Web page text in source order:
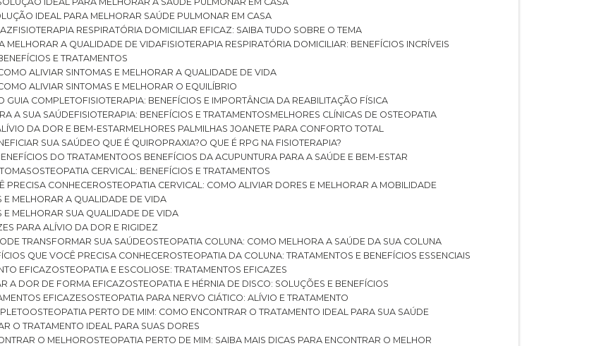
IDEAL PARA MELHORAR SAÚDE PULMONAR EM CASA
FISIOTERAPIA RESPIRATÓRIA DOMICILIAR EFICAZ: SAIBA TUDO SOBRE O TEMA
MELHORAR A QUALIDADE DE VIDA FISIOTERAPIA RESPIRATÓRIA DOMICILIAR: BENEFÍCIOS INCRÍVEIS
E TRATAMENTOS
ALIVIAR SINTOMAS E MELHORAR A QUALIDADE DE VIDA
ALIVIAR SINTOMAS E MELHORAR O EQUILÍBRIO
GUIA COMPLETO
FISIOTERAPIA: BENEFÍCIOS E IMPORTÂNCIA DA REABILITAÇÃO FÍSICA
A SUA SAÚDE FISIOTERAPIA: BENEFÍCIOS E TRATAMENTOS
MELHORES CLÍNICAS DE OSTEOPATIA
DA DOR E BEM-ESTAR
MELHORES PALMILHAS JOANETE PARA CONFORTO TOTAL
SUA SAÚDE
O QUE É QUIROPRAXIA?
O QUE É RPG NA FISIOTERAPIA?
DO TRATAMENTO
OS BENEFÍCIOS DA ACUPUNTURA PARA A SAÚDE E BEM-ESTAR
OSTEOPATIA CERVICAL: BENEFÍCIOS E TRATAMENTOS
PRECISA CONHECER
OSTEOPATIA CERVICAL: COMO ALIVIAR DORES E MELHORAR A MOBILIDADE
E MELHORAR A QUALIDADE DE VIDA
E MELHORAR SUA QUALIDADE DE VIDA
PARA ALÍVIO DA DOR E RIGIDEZ
TRANSFORMAR SUA SAÚDE
OSTEOPATIA COLUNA: COMO MELHORA A SAÚDE DA SUA COLUNA
QUE VOCÊ PRECISA CONHECER
OSTEOPATIA DA COLUNA: TRATAMENTOS E BENEFÍCIOS ESSENCIAIS
EFICAZ
OSTEOPATIA E ESCOLIOSE: TRATAMENTOS EFICAZES
A DOR DE FORMA EFICAZ
OSTEOPATIA E HÉRNIA DE DISCO: SOLUÇÕES E BENEFÍCIOS
EFICAZES
OSTEOPATIA PARA NERVO CIÁTICO: ALÍVIO E TRATAMENTO
OSTEOPATIA PERTO DE MIM: COMO ENCONTRAR O TRATAMENTO IDEAL PARA SUA SAÚDE
O TRATAMENTO IDEAL PARA SUAS DORES
O MELHOR
OSTEOPATIA PERTO DE MIM: SAIBA MAIS DICAS PARA ENCONTRAR O MELHOR